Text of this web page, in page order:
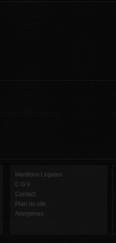
Mentions Légales
C.G.V
Contact
Plan du site
Allergènes